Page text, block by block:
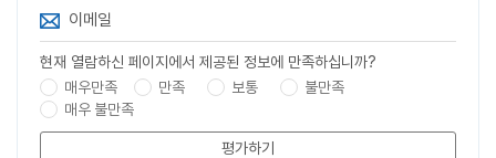
이메일
현재 열람하신 페이지에서 제공된 정보에 만족하십니까?
매우만족
만족 보통
불만족
매우 불만족
평가하기